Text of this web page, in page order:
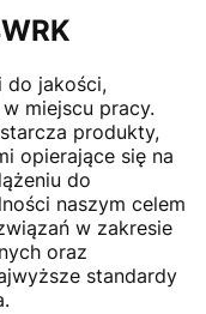
do jakości,
miejscu pracy.
produkty,
opierające się na
do
naszym celem
w zakresie
oraz
standardy